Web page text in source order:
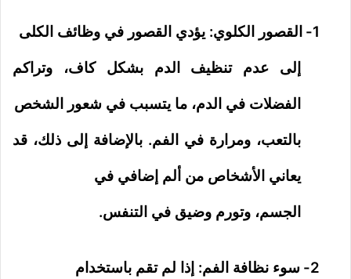
1-
القصور الكلوي: يؤدي القصور في وظائف الكلى
إلى عدم تنظيف الدم بشكل كاف، وتراكم
الفضلات في الدم، ما يتسبب في شعور الشخص
بالتعب، ومرارة في الفم. بالإضافة إلى ذلك، قد
يعاني الأشخاص من ألم إضافي في
الجسم، وتورم وضيق في التنفس.
2- سوء نظافة الفم: إذا لم تقم باستخدام